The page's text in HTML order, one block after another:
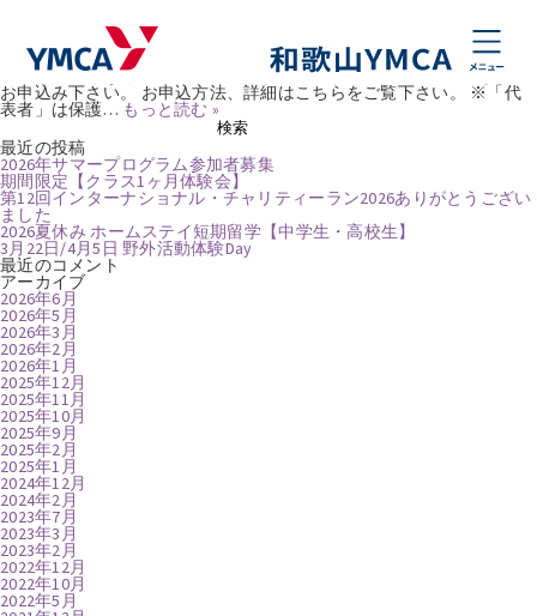
2026年サマープログラム参加者募集
2026年6月9日
2026 夏期特別プログラム キャンプ・集中教室 参加者募集！ お申込み
方法が新しくなりました! ↓ こちら(web予約)から「新規登録」をして
お申込み下さい。 お申込方法、詳細はこちらをご覧下さい。 ※「代
表者」は保護… もっと読む »
検
索:
検索
最近の投稿
2026年サマープログラム参加者募集
期間限定【クラス1ヶ月体験会】
第12回インターナショナル・チャリティーラン2026ありがとうござい
ました
2026夏休み ホームステイ短期留学【中学生・高校生】
3月22日/4月5日 野外活動体験Day
最近のコメント
アーカイブ
2026年6月
2026年5月
2026年3月
2026年2月
2026年1月
2025年12月
2025年11月
2025年10月
2025年9月
2025年2月
2025年1月
2024年12月
2024年2月
2023年7月
2023年3月
2023年2月
2022年12月
2022年10月
2022年5月